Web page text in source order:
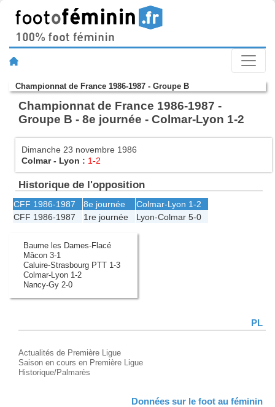
Championnat de France 1986-1987 - Groupe B
Championnat de France 1986-1987 -
Groupe B - 8e journée - Colmar-Lyon 1-2
Dimanche 23 novembre 1986
Colmar- Lyon : 1-2
Historique de l'opposition
CFF 1986-1987 8e journée Colmar-Lyon 1-2
CFF 1986-1987
1re journée Lyon-Colmar 5-0
Baume les Dames-Flacé
Mâcon 3-1
Caluire-Strasbourg PTT 1-3
Colmar-Lyon 1-2
Nancy-Gy 2-0
PL
Actualités de Première Ligue
Saison en cours en Première Ligue
Historique/Palmarès
Données sur le foot au féminin